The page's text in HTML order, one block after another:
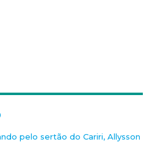
pelo sertão do Cariri, Allysson